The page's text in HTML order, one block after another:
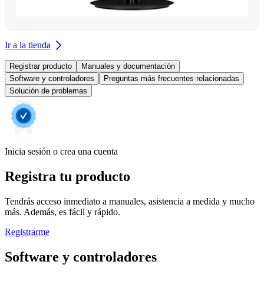
Ir a la tienda
Registrar producto
Manuales y documentación
Software y controladores
Preguntas más frecuentes relacionadas
Solución de problemas
Inicia sesión o crea una cuenta
Registra tu producto
Tendrás acceso inmediato a manuales, asistencia a medida y mucho
más. Además, es fácil y rápido.
Registrarme
Software y controladores